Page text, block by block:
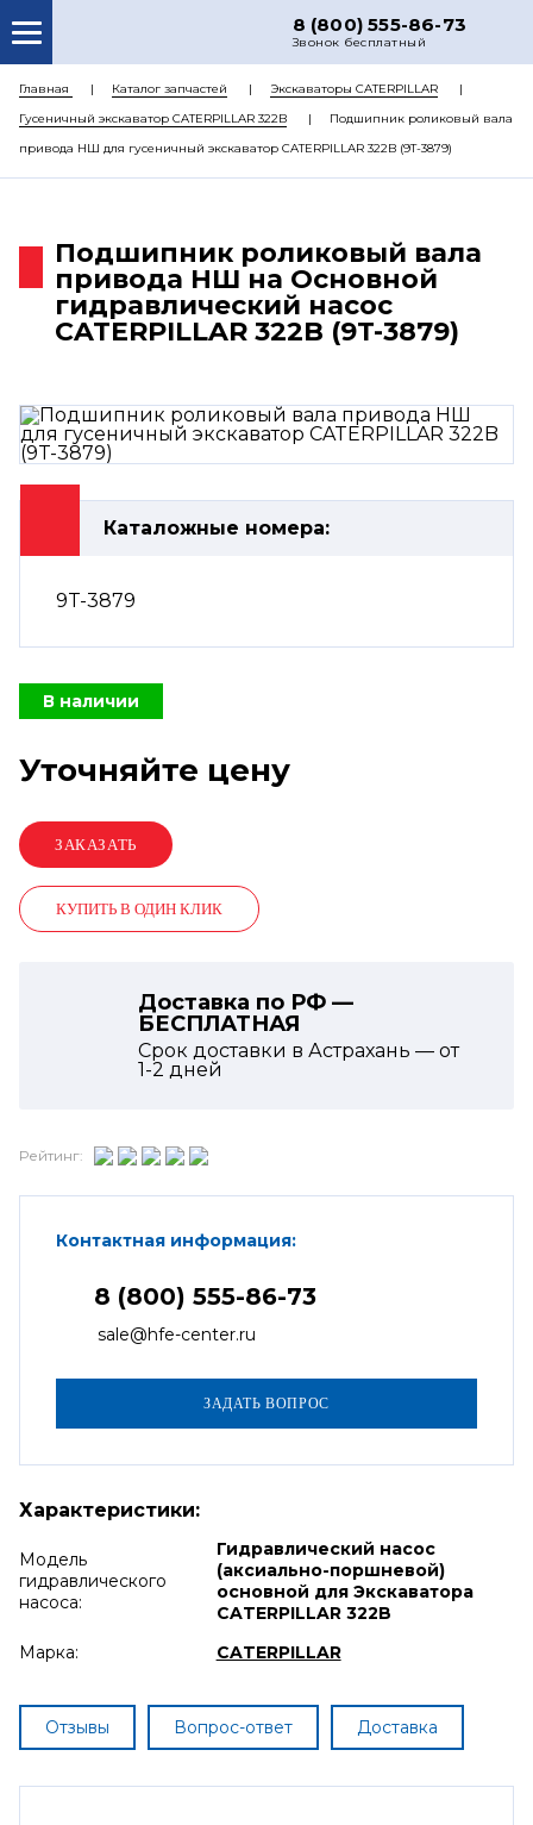
8 (800) 555-86-73
Звонок бесплатный
О НАС
КАТАЛОГ ЗАПЧАСТЕЙ
РЕМОНТ
ЦЕНЫ
КОНТАКТЫ
Главная Каталог запчастей
Экскаваторы CATERPILLAR
Гусеничный экскаватор CATERPILLAR 322B
Подшипник роликовый вала
привода НШ для гусеничный экскаватор CATERPILLAR 322B (9T-3879)
Подшипник роликовый вала
привода НШ на Основной
гидравлический насос
CATERPILLAR 322B (9T-3879)
Каталожные номера:
9T-3879
В наличии
Уточняйте цену
КУПИТЬ В ОДИН КЛИК
Доставка по РФ —
БЕСПЛАТНАЯ
Срок доставки в Астрахань — от
1-2 дней
Рейтинг:
Контактная информация:
8 (800) 555-86-73
sale@hfe-center.ru
Характеристики:
Модель
гидравлического
насоса:
Гидравлический насос
(аксиально-поршневой)
основной для Экскаватора
CATERPILLAR 322B
Марка:
CATERPILLAR
Отзывы Вопрос-ответ Доставка